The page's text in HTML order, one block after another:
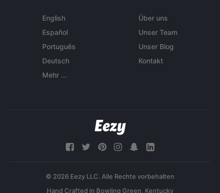
English
Español
Português
Deutsch
Mehr ...
Über uns
Unser Team
Unser Blog
Kontakt
© 2026 Eezy LLC. Alle Rechte vorbehalten